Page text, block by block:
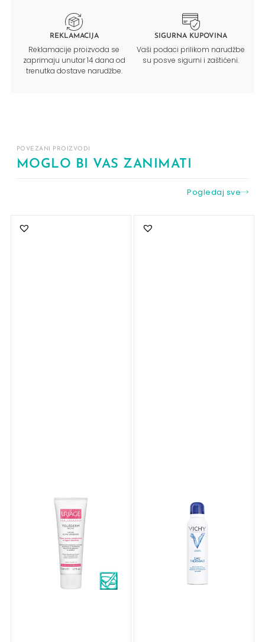
REKLAMACIJA
Reklamacije proizvoda se
zaprimaju unutar 14 dana od
trenutka dostave narudžbe.
SIGURNA KUPOVINA
Vaši podaci prilikom narudžbe
su posve sigurni i zaštićeni.
POVEZANI PROIZVODI
MOGLO BI VAS ZANIMATI
Pogledaj sve